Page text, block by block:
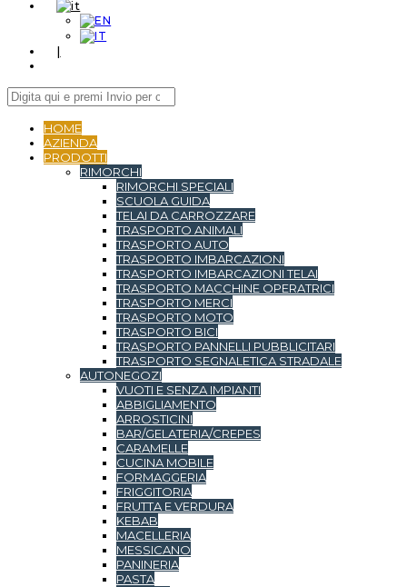
|
HOME
AZIENDA
PRODOTTI
RIMORCHI
RIMORCHI SPECIALI
SCUOLA GUIDA
TELAI DA CARROZZARE
TRASPORTO ANIMALI
TRASPORTO AUTO
TRASPORTO IMBARCAZIONI
TRASPORTO IMBARCAZIONI TELAI
TRASPORTO MACCHINE OPERATRICI
TRASPORTO MERCI
TRASPORTO MOTO
TRASPORTO BICI
TRASPORTO PANNELLI PUBBLICITARI
TRASPORTO SEGNALETICA STRADALE
AUTONEGOZI
VUOTI E SENZA IMPIANTI
ABBIGLIAMENTO
ARROSTICINI
BAR/GELATERIA/CREPES
CARAMELLE
CUCINA MOBILE
FORMAGGERIA
FRIGGITORIA
FRUTTA E VERDURA
KEBAB
MACELLERIA
MESSICANO
PANINERIA
PASTA